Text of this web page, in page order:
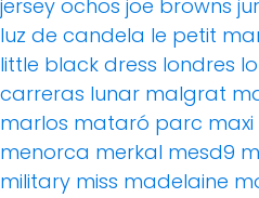
jersey ochos joe browns
luz de candela le petit
little black dress londres
carreras lunar malgrat
marlos mataró parc maxi
menorca merkal mesd9
military miss madelaine